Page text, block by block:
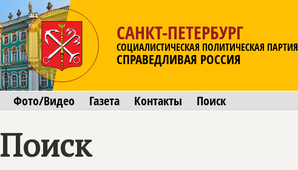
САНКТ-ПЕТЕРБУРГ
СОЦИАЛИСТИЧЕСКАЯ ПОЛИТИЧЕСКАЯ ПАРТИЯ
СПРАВЕДЛИВАЯ РОССИЯ
Фото/Видео Газета Контакты Поиск
Поиск